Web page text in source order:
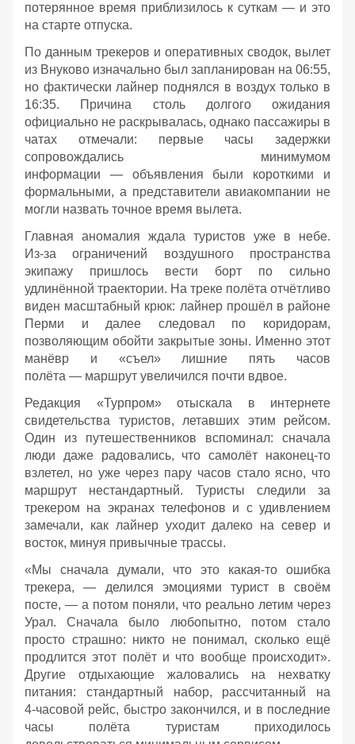
потерянное время приблизилось к суткам — и это
на старте отпуска.
По данным трекеров и оперативных сводок, вылет
из Внуково изначально был запланирован на 06:55,
но фактически лайнер поднялся в воздух только в
16:35. Причина столь долгого ожидания
официально не раскрывалась, однако пассажиры в
чатах отмечали: первые часы задержки
сопровождались минимумом
информации — объявления были короткими и
формальными, а представители авиакомпании не
могли назвать точное время вылета.
Главная аномалия ждала туристов уже в небе.
Из‑за ограничений воздушного пространства
экипажу пришлось вести борт по сильно
удлинённой траектории. На треке полёта отчётливо
виден масштабный крюк: лайнер прошёл в районе
Перми и далее следовал по коридорам,
позволяющим обойти закрытые зоны. Именно этот
манёвр и «съел» лишние пять часов
полёта — маршрут увеличился почти вдвое.
Редакция «Турпром» отыскала в интернете
свидетельства туристов, летавших этим рейсом.
Один из путешественников вспоминал: сначала
люди даже радовались, что самолёт наконец‑то
взлетел, но уже через пару часов стало ясно, что
маршрут нестандартный. Туристы следили за
трекером на экранах телефонов и с удивлением
замечали, как лайнер уходит далеко на север и
восток, минуя привычные трассы.
«Мы сначала думали, что это какая‑то ошибка
трекера, — делился эмоциями турист в своём
посте, — а потом поняли, что реально летим через
Урал. Сначала было любопытно, потом стало
просто страшно: никто не понимал, сколько ещё
продлится этот полёт и что вообще происходит».
Другие отдыхающие жаловались на нехватку
питания: стандартный набор, рассчитанный на
4‑часовой рейс, быстро закончился, и в последние
часы полёта туристам приходилось